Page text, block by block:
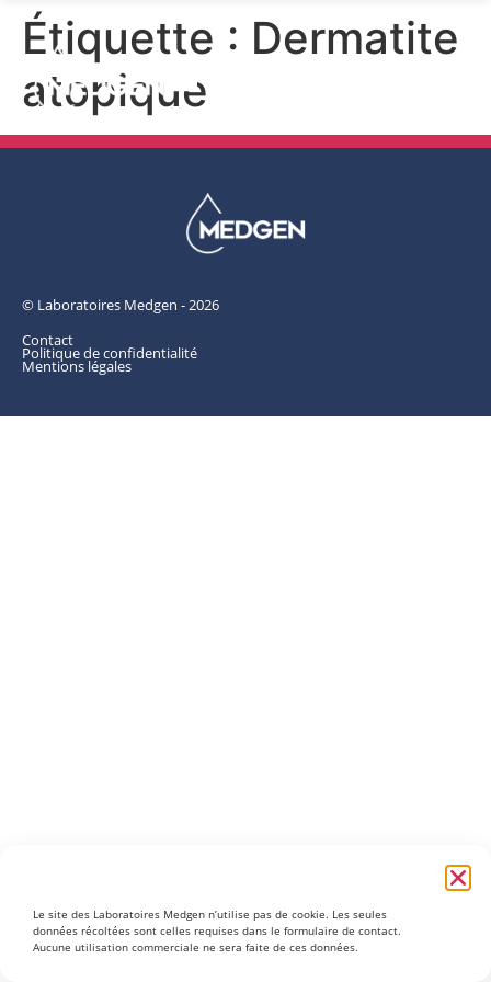
Étiquette : Dermatite
atopique
© Laboratoires Medgen - 2026
Contact
Politique de confidentialité
Mentions légales
Le site des Laboratoires Medgen n’utilise pas de cookie. Les seules
données récoltées sont celles requises dans le formulaire de contact.
Aucune utilisation commerciale ne sera faite de ces données.